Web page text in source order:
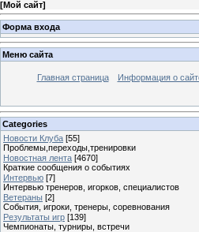
[Мой сайт]
Форма входа
Меню сайта
Главная страница Информация о
Categories
Новости Клуба [55]
Проблемы,переходы,тренировки
Новостная лента [4670]
Краткие сообщения о событиях
Интервью [7]
Интервью тренеров, игорков, специалистов
Ветераны [2]
События, игроки, тренеры, соревнования
Результаты игр [139]
Чемпионаты, турниры, встречи